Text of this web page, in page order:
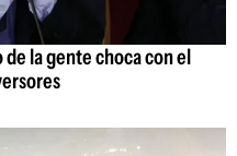
la gente choca con el